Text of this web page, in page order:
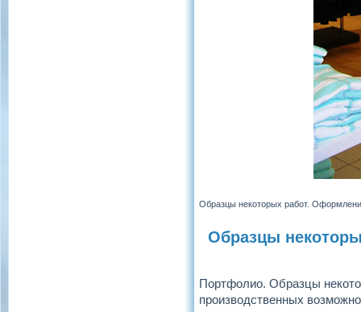
Образцы некоторых работ.
Образцы
Портфолио. Образцы
производственных